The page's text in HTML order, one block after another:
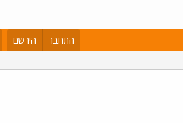
התחבר הירשם